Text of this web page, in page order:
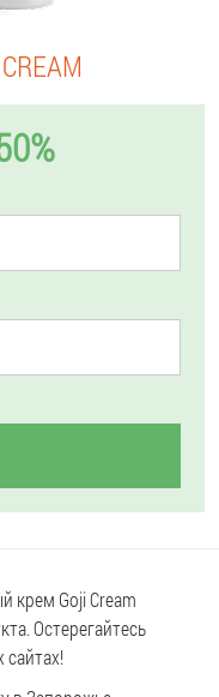
крем Goji Cream
Остерегайтесь